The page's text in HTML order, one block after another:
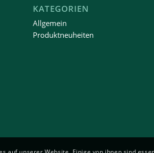
KATEGORIEN
Allgemein
Produktneuheiten